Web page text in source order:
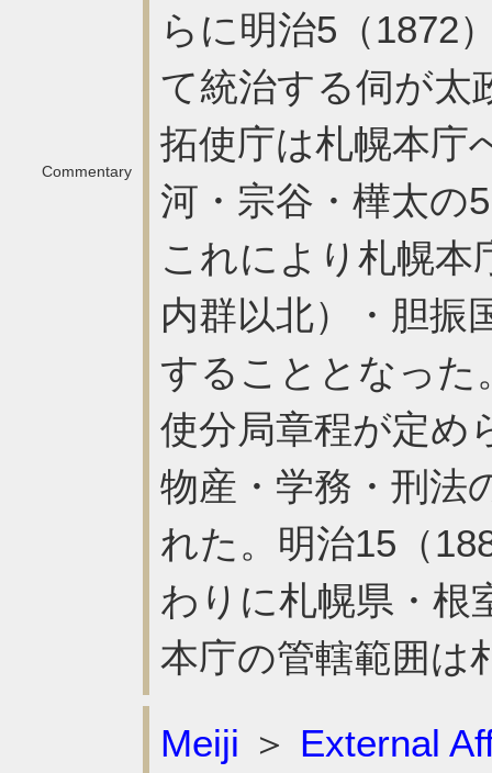
Commentary
らに明治5（1872
て統治する伺が太
拓使庁は札幌本庁
河・宗谷・樺太の
これにより札幌本
内群以北）・胆振
することとなった
使分局章程が定め
物産・学務・刑法
れた。明治15（
わりに札幌県・根
本庁の管轄範囲は
Meiji ＞ External